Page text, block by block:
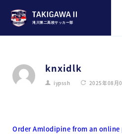
滝川第二高校サッカー部
knxidlk
iypssh 2025年08月
Order Amlodipine from an online